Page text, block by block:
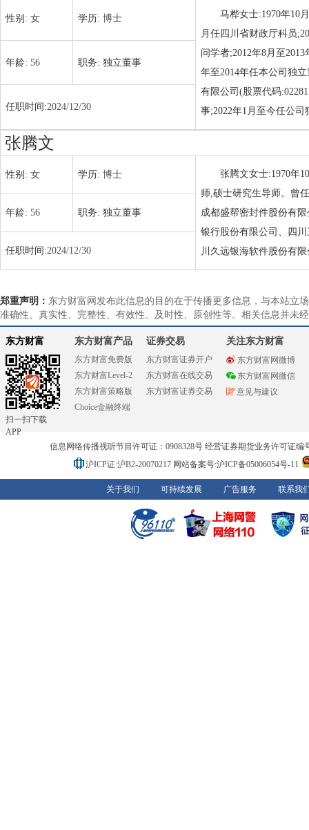
性别: 女 学历: 博士
马桦女士:1970年10
月任四川省财政厅科员
问学者;2012年8月至
年至2014年任本公司独
有限公司(股票代码
事;2022年1月至今任公司
年龄: 56 职务: 独立董事
任职时间:2024/12/30
张腾文
性别: 女 学历: 博士
张腾文女士:1970年
师,硕士研究生导师。曾
成都盛帮密封件股份有
银行股份有限公司、四
川久远银海软件股份有
年龄: 56 职务: 独立董事
任职时间:2024/12/30
郑重声明： 东方财富网发布此信息的目的在于传播更多信息，与本站立
准确性、真实性、完整性、有效性、及时性、原创性等。相关信息并未
东方财富
扫一扫下载
APP
东方财富产品
东方财富免费版
东方财富Level-2
东方财富策略版
Choice金融终端
证券交易
东方财富证券开户
东方财富在线交易
东方财富证券交易
关注东方财富
东方财富网微博
东方财富网微信
意见与建议
信息网络传播视听节目许可证：0908328号 经营证券期货业务许可证编
沪ICP证:沪B2-20070217 网站备案号:沪ICP备05006054号-11
关于我们 可持续发展 广告服务 联系我